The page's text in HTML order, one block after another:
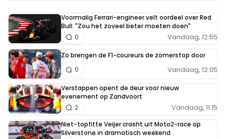
2 oktober 2025 07:09
Nou, blij dat het opgelost is. Had wat moeite met slapen...
FerryDutch
2 oktober 2025 07:22
🤣🤣🤣,....Ook ik ben al bij de drogist geweest voor
een slaapmiddel,...
Voormalig Ferrari-engineer velt oordeel over Red
Bull: "Zou het zoveel beter moeten doen"
Vandaag, 12:55
0
Zo brengen de F1-coureurs de zomerstop door
Vandaag, 12:05
0
Verstappen opent de deur voor nieuw
evenement op Zandvoort
Vandaag, 11:15
2
Niet-topfitte Veijer crasht uit Moto2-race op
Silverstone in dramatisch weekend